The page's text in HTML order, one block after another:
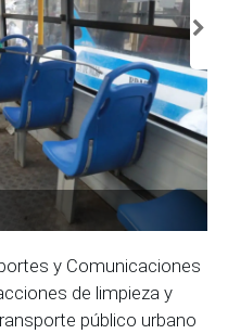
y Comunicaciones
de limpieza y
público urbano